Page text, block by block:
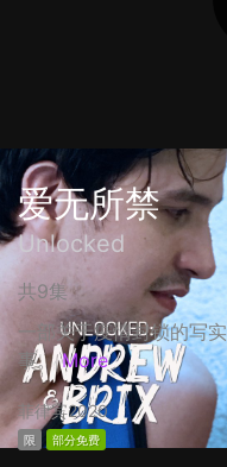
爱无所禁
Unlocked
共9集
一部关于疫情封锁的写
事。 More
菲律宾2020
限 部分免费